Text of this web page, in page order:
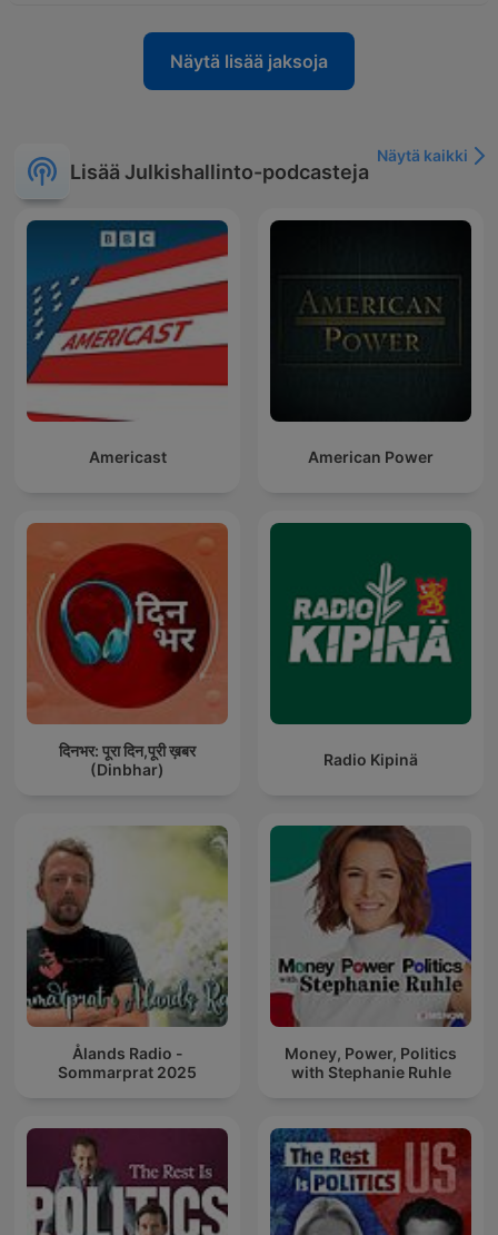
Näytä lisää jaksoja
Lisää Julkishallinto-podcasteja
Näytä kaikki
Americast American Power
दिनभर: पूरा दिन,पूरी ख़बर
(Dinbhar)
Radio Kipinä
Ålands Radio -
Sommarprat 2025
Money, Power, Politics
with Stephanie Ruhle